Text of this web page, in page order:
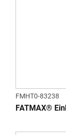
FMHT0-83238
FATMAX®